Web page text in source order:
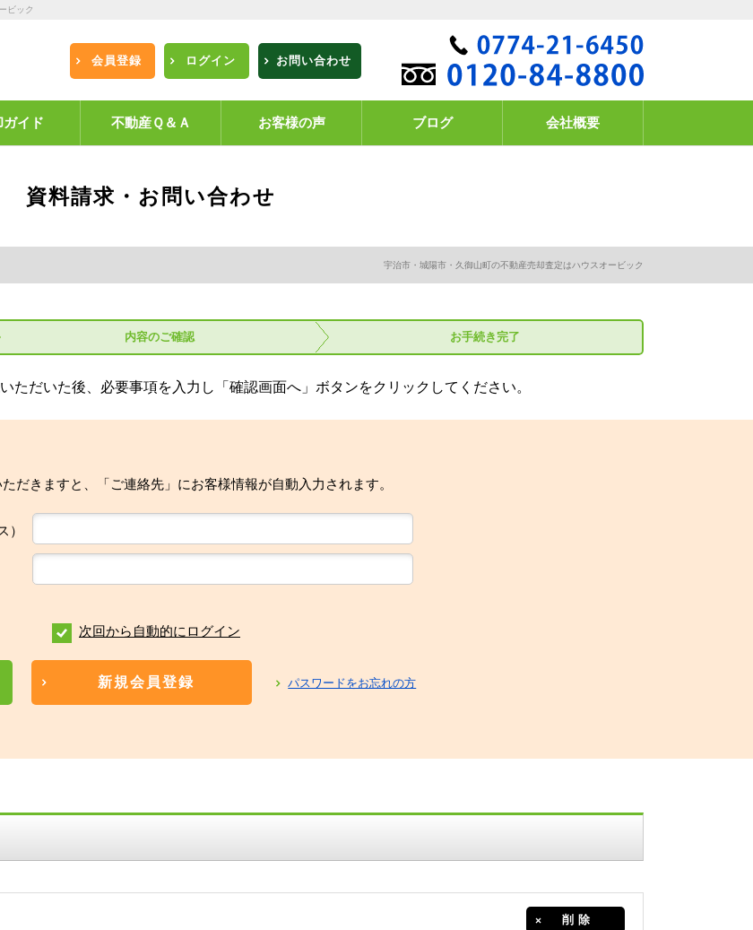
ビック
会員登録 ログイン お問い合わせ
ガイド 不動産Ｑ＆Ａ お客様の声 ブログ 会社概要
資料請求・お問い合わせ
宇治市・城陽市・久御山町の不動産売却査定はハウスオービック
内容のご確認 お手続き 完了
ただいた後、必要事項を入力し「確認画面へ」ボタンをクリックしてください。
だきますと、「ご連絡先」にお客様情報が自動入力されます。
）
次回から自動的にログイン
新規会員登録 パスワードをお忘れの方
削除